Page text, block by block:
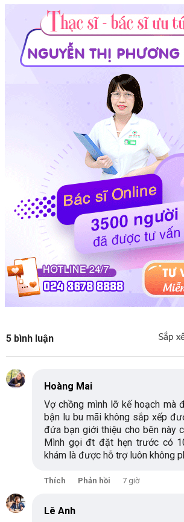
5 bình luận
Hoàng Mai
Vợ chồng mình lỡ kế hoạch mà
bận lu bu mãi không sắp xếp
đứa bạn giới thiệu cho bên này
Mình gọi đt đặt hẹn trước có
khám là được hỗ trợ luôn không
Thích Phản hồi 7 giờ
Lê Anh